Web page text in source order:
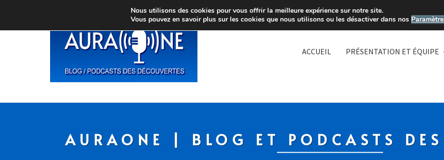
ACCUEIL PRÉSENTATION ET ÉQUIPE
AURAONE | BLOG ET PODCASTS DES
Nous utilisons des cookies pour vous offrir la meilleure expérience sur notre site.
Vous pouvez en savoir plus sur les cookies que nous utilisons ou les désactiver dans nos